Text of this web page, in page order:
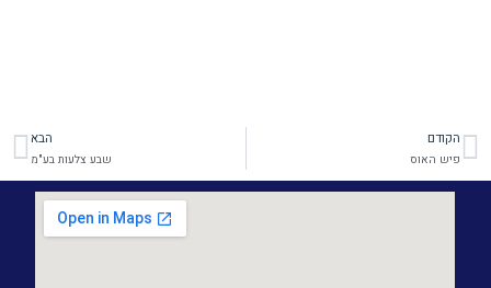
קודם
הקודם
פיש האוס
הבא
שבע צלעות בע"מ